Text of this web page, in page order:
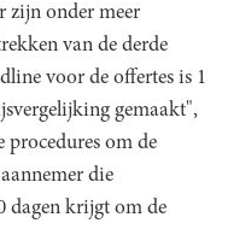
zijn onder meer
van de derde
voor de offertes is 1
gemaakt",
procedures om de
die
dagen krijgt om de